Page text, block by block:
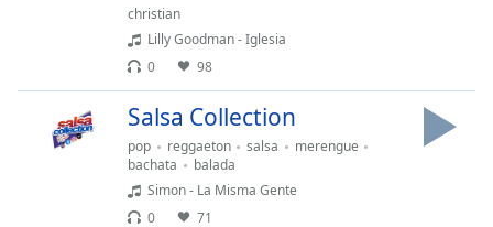
christian
Lilly Goodman - Iglesia
0
98
Salsa Collection
pop reggaeton salsa
merengue
bachata
balada
Simon - La Misma Gente
0
71